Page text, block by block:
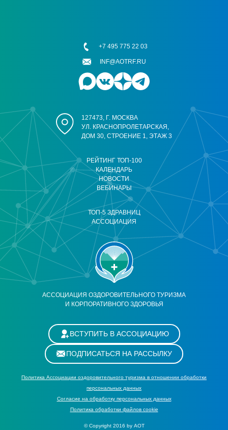
АССОЦИАЦИЯ ОЗДОРОВИТЕЛЬНОГО ТУРИЗМА
И КОРПОРАТИВНОГО ЗДОРОВЬЯ
РЕЙТИНГ ТОП-100
КАЛЕНДАРЬ
НОВОСТИ
ВЕБИНАРЫ
ТОП-5 ЗДРАВНИЦ
АССОЦИАЦИЯ
127473, Г. МОСКВА
УЛ. КРАСНОПРОЛЕТАРСКАЯ,
ДОМ 30, СТРОЕНИЕ 1, ЭТАЖ 3
+7 495 775 22 03
INF@AOTRF.RU
ВСТУПИТЬ В АССОЦИАЦИЮ
ПОДПИСАТЬСЯ НА РАССЫЛКУ
Политика Ассоциации оздоровительного туризма в отношении обработки
персональных данных
Cогласие на обработку персональных данных
Политика обработки файлов cookie
© Copyright 2016 by АОТ